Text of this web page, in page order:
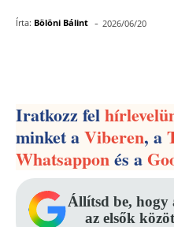
Írta: Bölöni Bálint - 2026/06/20
Iratkozz fel
minket aViberen, a
Whatsapponés a
Állítsd be, hogy
az elsők